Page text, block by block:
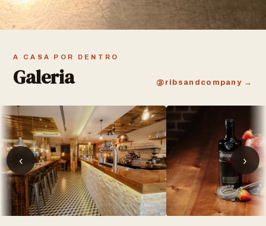
A CASA POR DENTRO
Galeria @ribsandcompany →
‹ ›